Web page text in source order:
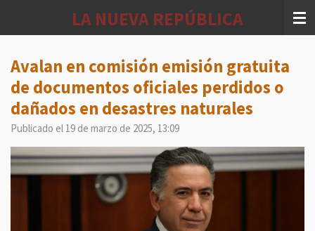
principal
LA NUEVA REPÚBLICA
Avalan en comisión emisión gratuita
de documentos oficiales perdidos o
dañados en desastres naturales
Publicado el 19 de marzo de 2025, 13:09